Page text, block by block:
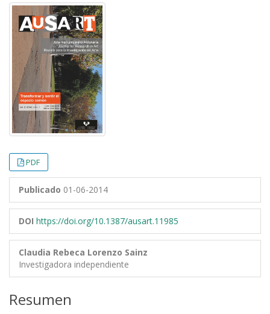
PDF
Publicado 01-06-2014
DOI https://doi.org/10.1387/ausart.11985
Claudia Rebeca Lorenzo Sainz
Investigadora independiente
Resumen